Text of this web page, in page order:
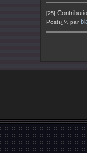
[25]
Postï¿½ par